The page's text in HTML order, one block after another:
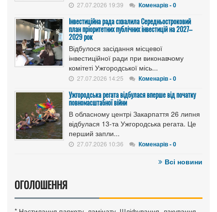
27.07.2026 19:39 Коменарів - 0
Інвестиційна рада схвалила Середньостроковий
план пріоритетних публічних інвестицій на 2027–
2029 рок
Відбулося засідання місцевої
інвестиційної ради при виконавчому
комітеті Ужгородської місь...
27.07.2026 14:25 Коменарів - 0
Ужгородська регата відбулася вперше від початку
повномасштабної війни
В обласному центрі Закарпаття 26 липня
відбулася 13-та Ужгородська регата. Це
перший запли...
27.07.2026 10:36 Коменарів - 0
Всі новини
ОГОЛОШЕННЯ